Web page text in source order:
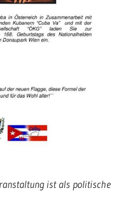
ist als politische